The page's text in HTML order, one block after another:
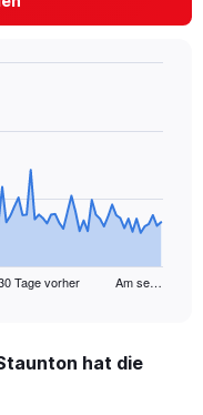
Tage vorher Am se…
hat die